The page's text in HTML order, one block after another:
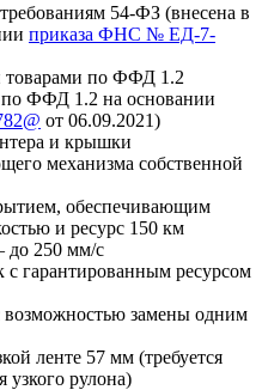
54-ФЗ (внесена в
приказа ФНС № ЕД-7-
товарами по ФФД 1.2
по ФФД 1.2 на основании
от 06.09.2021)
и крышки
механизма собственной
обеспечивающим
и ресурс 150 км
до 250 мм/с
гарантированным ресурсом
замены одним
ленте 57 мм (требуется
узкого рулона)